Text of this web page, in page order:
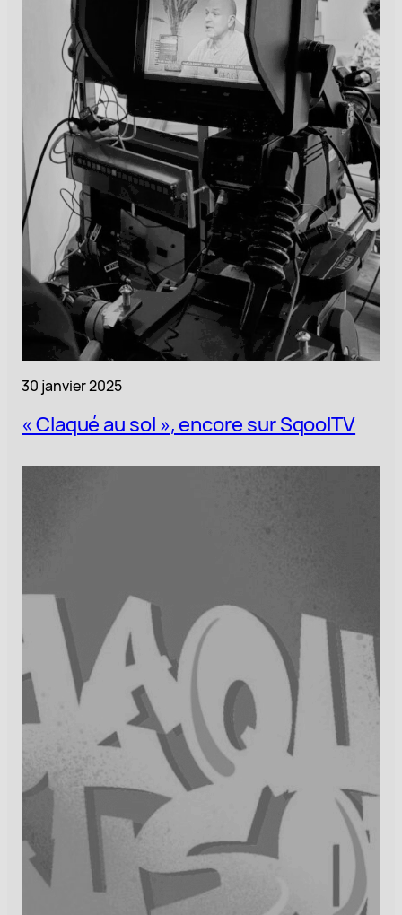
30 janvier 2025
« Claqué au sol », encore sur SqoolTV